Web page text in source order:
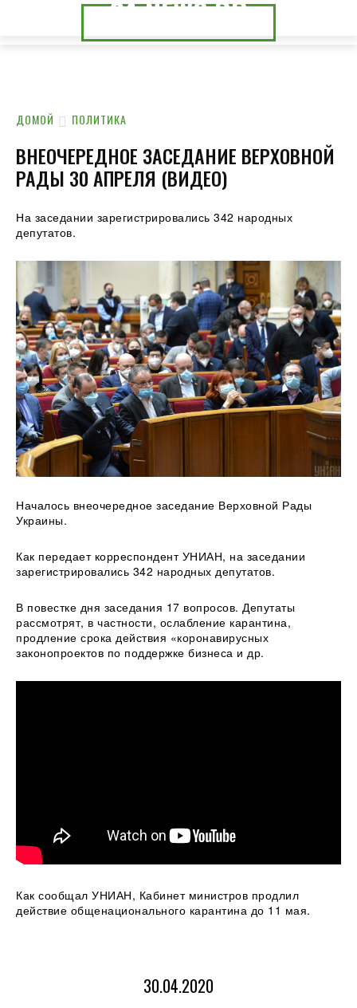
24.NEWS.CK
24.NEWS.DP
ДОМОЙ ПОЛИТИКА
ВНЕОЧЕРЕДНОЕ ЗАСЕДАНИЕ ВЕРХОВНОЙ
РАДЫ 30 АПРЕЛЯ (ВИДЕО)
На заседании зарегистрировались 342 народных
депутатов.
Началось внеочередное заседание Верховной Рады
Украины.
Как передает корреспондент УНИАН, на заседании
зарегистрировались 342 народных депутатов.
В повестке дня заседания 17 вопросов. Депутаты
рассмотрят, в частности, ослабление карантина,
продление срока действия «коронавирусных
законопроектов по поддержке бизнеса и др.
Как сообщал УНИАН, Кабинет министров продлил
действие общенационального карантина до 11 мая.
30.04.2020